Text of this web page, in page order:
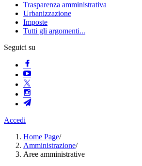
Trasparenza amministrativa
Urbanizzazione
Imposte
Tutti gli argomenti...
Seguici su
Accedi
Home Page/
Amministrazione/
Aree amministrative